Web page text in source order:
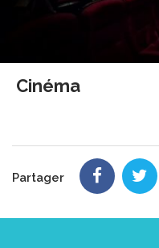
Cinéma
Partager